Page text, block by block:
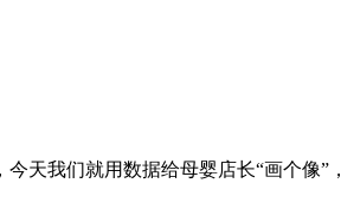
天我们就用数据给母婴店长“画个像”，